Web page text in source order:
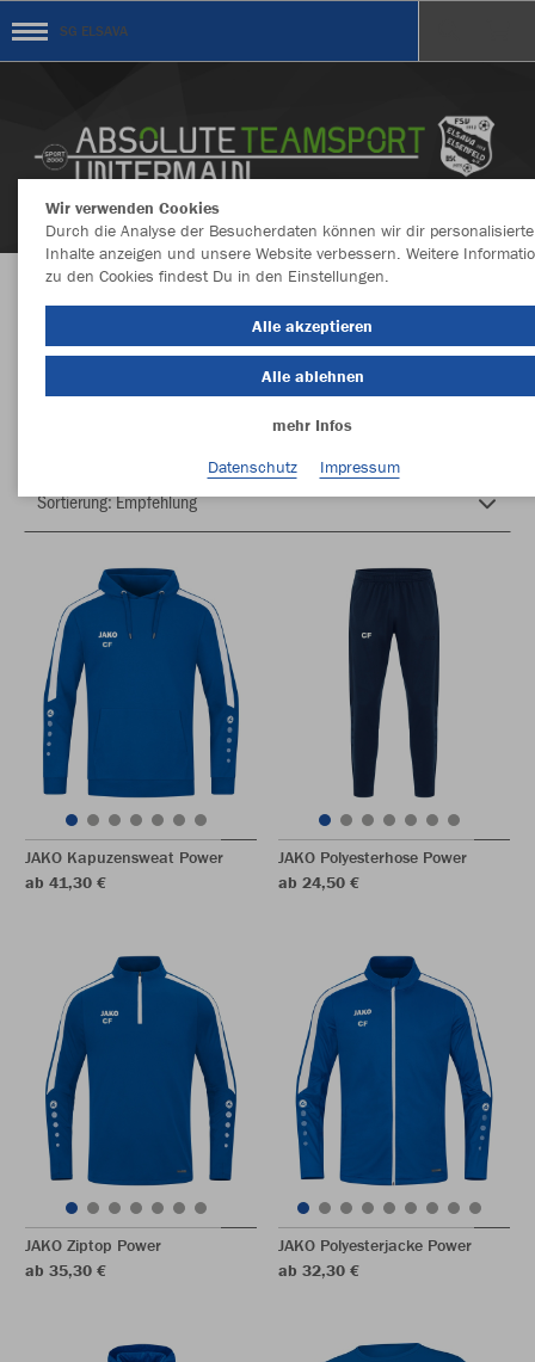
SG ELSAVA
Herzlich Willkommen im Teamshop SG ELSAVA
Farbe
JAKO Kapuzensweat Power
ab 41,30 €
JAKO Polyesterhose Power
ab 24,50 €
JAKO Ziptop Power
ab 35,30 €
JAKO Polyesterjacke Power
ab 32,30 €
Wir verwenden Cookies
Durch die Analyse der Besucherdaten können wir dir personalisierte
Inhalte anzeigen und unsere Website verbessern. Weitere
zu den Cookies findest Du in den Einstellungen.
Alle akzeptieren
Alle ablehnen
mehr Infos
Datenschutz
Impressum